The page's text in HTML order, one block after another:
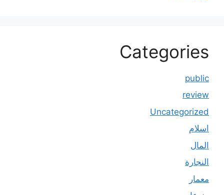
Categories
public
review
Uncategorized
اسلام
المال
النجارة
معمار